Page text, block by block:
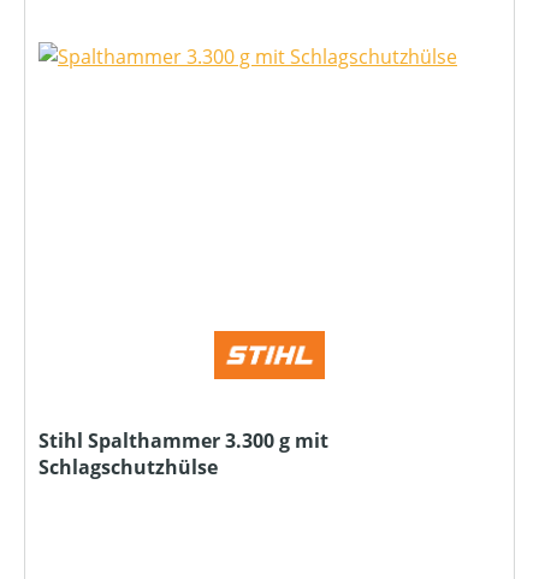
Stihl Spalthammer 3.300 g mit
Schlagschutzhülse